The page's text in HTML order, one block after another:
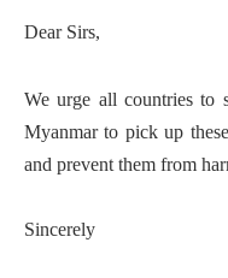
Dear Sirs,
We urge all countries to
Myanmar to pick up
and prevent them from
Sincerely